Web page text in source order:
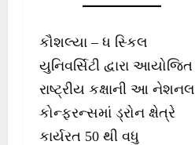
કૌશલ્યા – ધ સ્કિલ
યુનિવર્સિટી દ્વારા આયોજિત
રાષ્ટ્રીય કક્ષાની આ નેશનલ
કોન્ફરન્સમાં ડ્રોન ક્ષેત્રે
કાર્યરત 50 થી વધુ